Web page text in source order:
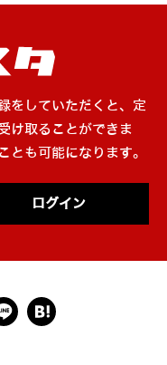
をしていただくと、定
け取ることができま
とも可能になります。
ログイン